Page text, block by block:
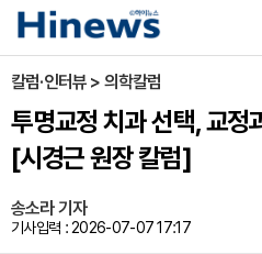
칼럼·인터뷰 > 의학칼럼
투명교정 치과 선택, 교정
[시경근 원장 칼럼]
송소라 기자
기사입력 : 2026-07-07 17:17